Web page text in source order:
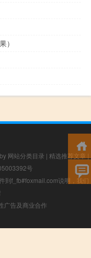
）
网站分类目录 | 精选推荐文章 |
号
到f_fb#foxmail.com说明，我们
广告及商业合作